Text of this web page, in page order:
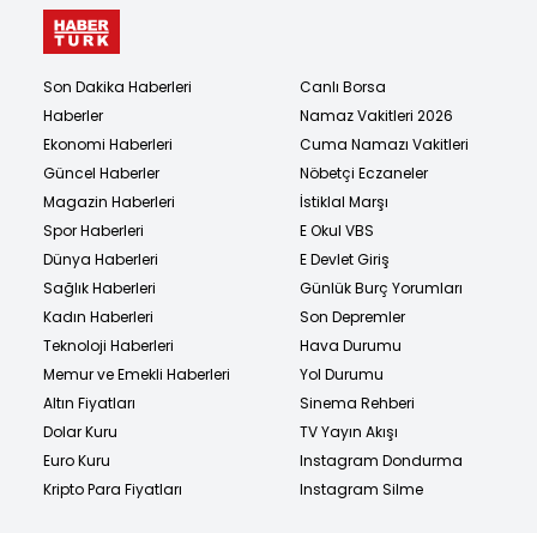
Son Dakika Haberleri
Haberler
Ekonomi Haberleri
Güncel Haberler
Magazin Haberleri
Spor Haberleri
Dünya Haberleri
Sağlık Haberleri
Kadın Haberleri
Teknoloji Haberleri
Memur ve Emekli Haberleri
Altın Fiyatları
Dolar Kuru
Euro Kuru
Kripto Para Fiyatları
Canlı Borsa
Namaz Vakitleri 2026
Cuma Namazı Vakitleri
Nöbetçi Eczaneler
İstiklal Marşı
E Okul VBS
E Devlet Giriş
Günlük Burç Yorumları
Son Depremler
Hava Durumu
Yol Durumu
Sinema Rehberi
TV Yayın Akışı
Instagram Dondurma
Instagram Silme